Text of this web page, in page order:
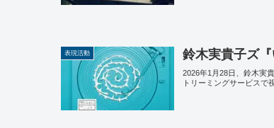
表現活動 鈴木実貴子ズ
2026年1月28日、鈴木実
トリーミングサービスで